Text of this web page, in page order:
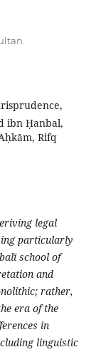
ibn Ḥanbal,
Rifq
legal
particularly
school of
and
rather,
era of the
in
linguistic